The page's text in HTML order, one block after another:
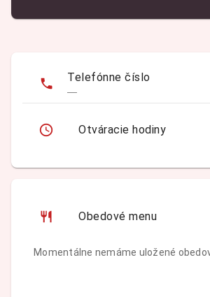
Telefónne číslo
—
Otváracie hodiny
Obedové menu
Momentálne nemáme uložené